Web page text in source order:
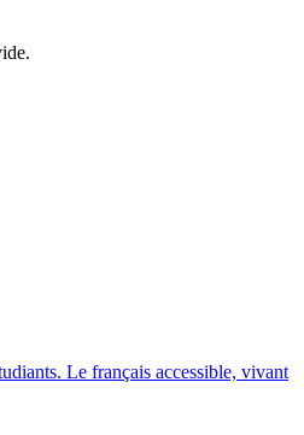
Le français accessible, vivant